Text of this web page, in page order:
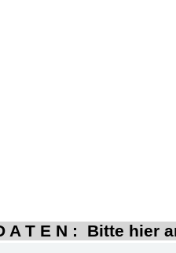
A T E N : Bitte hier